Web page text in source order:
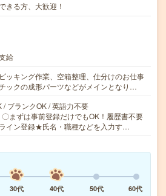
きる方、大歓迎！
給
ッキング作業、空箱整理、仕分けのお仕事
ックの成形パーツなどがメインとなり…
/ ブランクOK / 英語力不要
まずは事前登録だけでもOK！履歴書不要
イン登録★氏名・職種などを入力す…
30代 40代 50代 60代